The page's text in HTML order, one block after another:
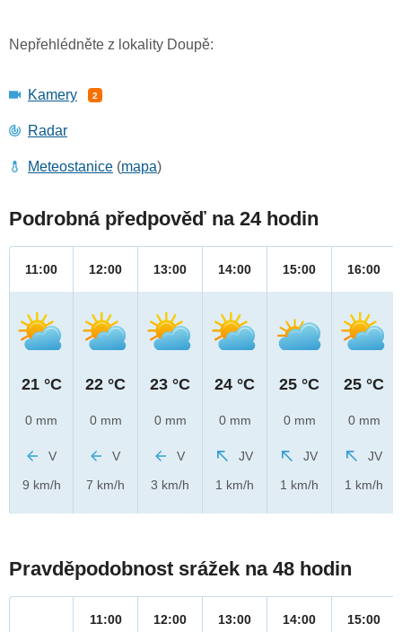
Nepřehlédněte z lokality Doupě:
Kamery 2
Radar
Meteostanice (mapa)
Podrobná předpověď na 24 hodin
11:00
21 °C
0 mm
V
9 km/h
12:00
22 °C
0 mm
V
7 km/h
13:00
23 °C
0 mm
V
3 km/h
14:00
24 °C
0 mm
JV
1 km/h
15:00
25 °C
0 mm
JV
1 km/h
16:00
25 °C
0 mm
JV
1 km/h
Pravděpodobnost srážek na 48 hodin
11:00
12:00
13:00
14:00
15:00